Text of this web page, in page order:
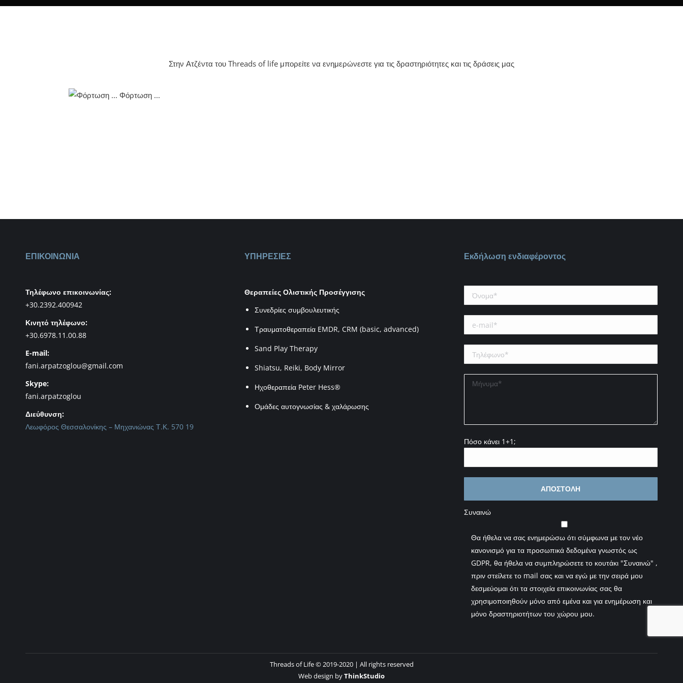
Στην Ατζέντα του Threads of life μπορείτε να ενημερώνεστε για τις δραστηριότητες και τις δράσεις μας
Φόρτωση ...
ΕΠΙΚΟΙΝΩΝΙΑ
Τηλέφωνο επικοινωνίας:
+30.2392.400942
Κινητό τηλέφωνο:
+30.6978.11.00.88
E-mail:
fani.arpatzoglou@gmail.com
Skype:
fani.arpatzoglou
Διεύθυνση:
Λεωφόρος Θεσσαλονίκης – Μηχανιώνας Τ.Κ. 570 19
ΥΠΗΡΕΣΙΕΣ
Θεραπείες Ολιστικής Προσέγγισης
Συνεδρίες συμβουλευτικής
Τραυματοθεραπεία EMDR, CRM (basic, advanced)
Sand Play Therapy
Shiatsu, Reiki, Body Mirror
Ηχοθεραπεία Peter Hess®
Ομάδες αυτογνωσίας & χαλάρωσης
Εκδήλωση ενδιαφέροντος
Πόσο κάνει 1+1;
Συναινώ
Θα ήθελα να σας ενημερώσω ότι σύμφωνα με τον νέο
κανονισμό για τα προσωπικά δεδομένα γνωστός ως
GDPR, θα ήθελα να συμπληρώσετε το κουτάκι "Συναινώ" ,
πριν στείλετε το mail σας και να εγώ με την σειρά μου
δεσμεύομαι ότι τα στοιχεία επικοινωνίας σας θα
χρησιμοποιηθούν μόνο από εμένα και για ενημέρωση και
μόνο δραστηριοτήτων του χώρου μου.
Threads of Life © 2019-2020 | All rights reserved
Web design byThinkStudio